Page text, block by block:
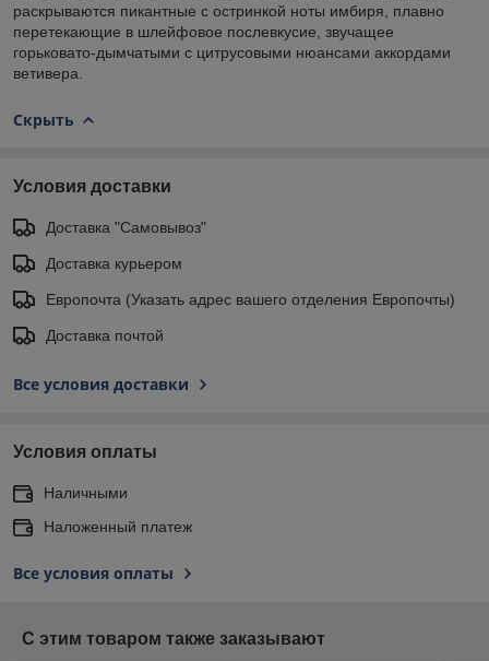
раскрываются пикантные с остринкой ноты имбиря, плавно
перетекающие в шлейфовое послевкусие, звучащее
горьковато-дымчатыми с цитрусовыми нюансами аккордами
ветивера.
Скрыть
Условия доставки
Доставка "Самовывоз"
Доставка курьером
Европочта (Указать адрес вашего отделения Европочты)
Доставка почтой
Все условия доставки
Условия оплаты
Наличными
Наложенный платеж
Все условия оплаты
С этим товаром также заказывают